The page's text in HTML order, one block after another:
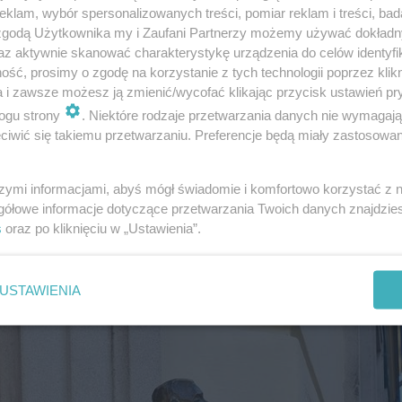
publicznej Zamościa to nie tylko hołd dla
rozbudza wyobraźnię izaprasza do odkrywania
w Zamościu. Do dzisiaj w mieście zachowały się
je poznać wybierającLeśmianowski Szlak Literacki.
Bazyliańską, Żeromskiego, Akademicką, Zamenhofa.
bohaterów poezji Leśmiana!
wybór spersonalizowanych treści, pomiar reklam i treści,
Użytkownika my i Zaufani Partnerzy możemy używać
aktywnie skanować charakterystykę urządzenia do celów
prosimy o zgodę na korzystanie z tych technologii poprzez
i zawsze możesz ją zmienić/wycofać klikając przycisk ustawień
strony
. Niektóre rodzaje przetwarzania danych nie
się takiemu przetwarzaniu. Preferencje będą miały
informacjami, abyś mógł świadomie i komfortowo korzystać z
informacje dotyczące przetwarzania Twoich danych
oraz po kliknięciu w „Ustawienia”.
USTAWIENIA